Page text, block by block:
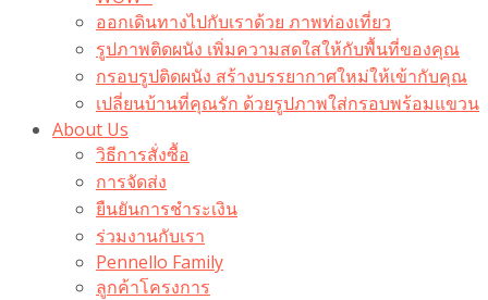
ออกเดินทางไปกับเราด้วย ภาพท่องเที่ยว
รูปภาพติดผนัง เพิ่มความสดใสให้กับพื้นที่ของคุณ
กรอบรูปติดผนัง สร้างบรรยากาศใหม่ให้เข้ากับคุณ
เปลี่ยนบ้านที่คุณรัก ด้วยรูปภาพใส่กรอบพร้อมแขวน​
About Us
วิธีการสั่งซื้อ
การจัดส่ง
ยืนยันการชำระเงิน
ร่วมงานกับเรา
Pennello Family
ลูกค้าโครงการ